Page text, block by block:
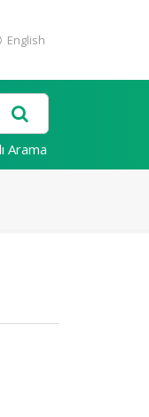
English
Arama